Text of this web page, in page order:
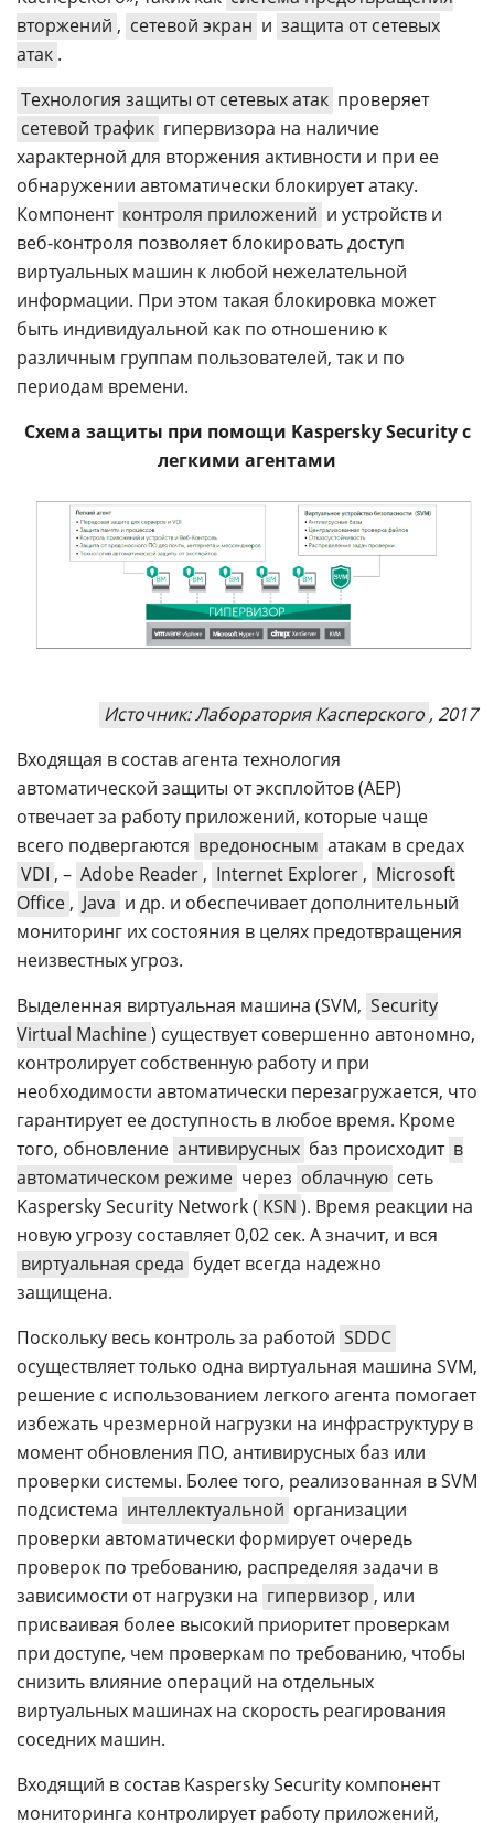
вторжений , сетевой экран и защита от сетевых
атак .
Технология защиты от сетевых атак проверяет
сетевой трафик гипервизора на наличие
характерной для вторжения активности и при ее
обнаружении автоматически блокирует атаку.
Компонент контроля приложений и устройств и
веб-контроля позволяет блокировать доступ
виртуальных машин к любой нежелательной
информации. При этом такая блокировка может
быть индивидуальной как по отношению к
различным группам пользователей, так и по
периодам времени.
Схема защиты при помощи Kaspersky Security с
легкими агентами
Источник: Лаборатория Касперского , 2017
Входящая в состав агента технология
автоматической защиты от эксплойтов (AEP)
отвечает за работу приложений, которые чаще
всего подвергаются вредоносным атакам в средах
VDI , – Adobe Reader , Internet Explorer , Microsoft
Office , Java и др. и обеспечивает дополнительный
мониторинг их состояния в целях предотвращения
неизвестных угроз.
Выделенная виртуальная машина (SVM, Security
Virtual Machine) существует совершенно автономно,
контролирует собственную работу и при
необходимости автоматически перезагружается, что
гарантирует ее доступность в любое время. Кроме
того, обновление антивирусных баз происходит в
автоматическом режиме через облачную сеть
Kaspersky Security Network ( KSN ). Время реакции на
новую угрозу составляет 0,02 сек. А значит, и вся
виртуальная среда будет всегда надежно
защищена.
Поскольку весь контроль за работой SDDC
осуществляет только одна виртуальная машина SVM,
решение с использованием легкого агента помогает
избежать чрезмерной нагрузки на инфраструктуру в
момент обновления ПО, антивирусных баз или
проверки системы. Более того, реализованная в SVM
подсистема интеллектуальной организации
проверки автоматически формирует очередь
проверок по требованию, распределяя задачи в
зависимости от нагрузки на гипервизор , или
присваивая более высокий приоритет проверкам
при доступе, чем проверкам по требованию, чтобы
снизить влияние операций на отдельных
виртуальных машинах на скорость реагирования
соседних машин.
Входящий в состав Kaspersky Security компонент
мониторинга контролирует работу приложений,